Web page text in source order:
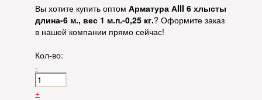
Вы хотите купить оптом Арматура АIII 6 хлысты
длина-6 м., вес 1 м.п.-0,25 кг.? Оформите заказ
в нашей компании прямо сейчас!
Кол-во:
-
+